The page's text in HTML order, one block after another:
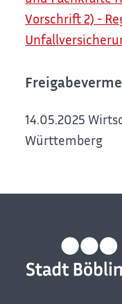
Vorschrift 2) -
14.05.2025
Württemberg